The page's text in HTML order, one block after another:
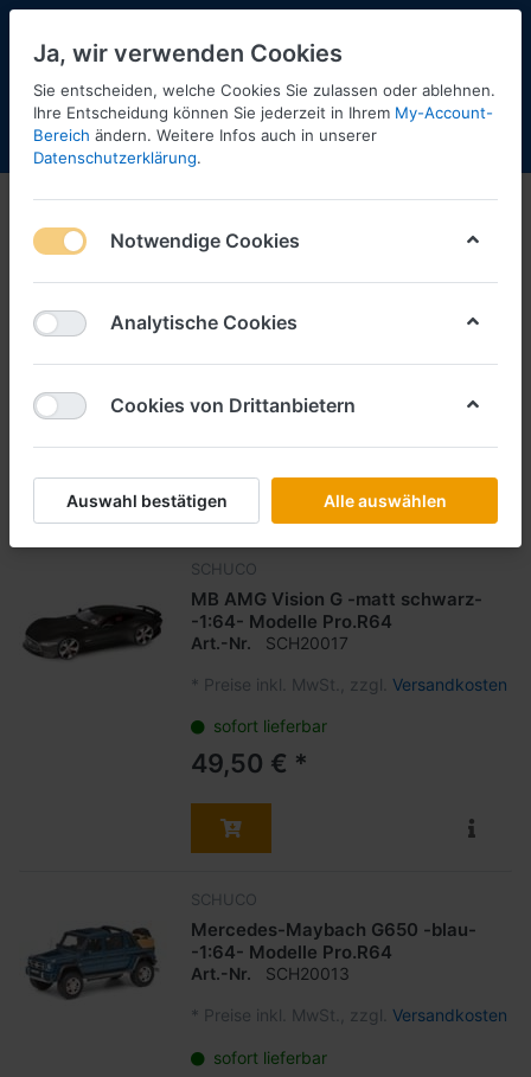
Menü Anmelden Shopaktualisierung
ProR64
1-2 von
Modelle, die zur Zeit nicht am
Lager sind, können wir für Sie
bestellen, solange sie beim
Hersteller noch lieferbar sind.
Filtern Sortieren
SCHUCO
MB AMG Vision G -matt schwarz-
-1:64- Modelle Pro.R64
Art.-Nr. SCH20017
* Preise inkl. MwSt., zzgl. Versandkosten
sofort lieferbar
49,50 € *
SCHUCO
Mercedes-Maybach G650 -blau-
-1:64- Modelle Pro.R64
Art.-Nr. SCH20013
* Preise inkl. MwSt., zzgl. Versandkosten
sofort lieferbar
Ja, wir verwenden Cookies
Sie entscheiden, welche Cookies Sie zulassen oder ablehnen.
Ihre Entscheidung können Sie jederzeit in Ihrem My-Account-
Bereich ändern. Weitere Infos auch in unserer
Datenschutzerklärung.
Notwendige Cookies
Analytische Cookies
Cookies von Drittanbietern
Auswahl bestätigen Alle auswählen